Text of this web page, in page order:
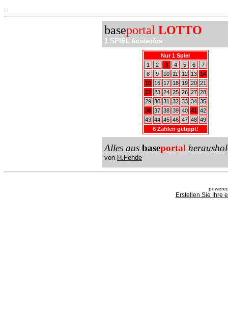
baseportal LOTTO
1 SPIEL kostenlos
Nur 1 Spiel
1
2 3 4 5 6
7
8
9 10 11 12 13 14
15
16 17 18 19 20 21
22 23 24 25 26 27 28
29 30 31 32 33 34 35
36 37 38 39 40 41 42
43 44 45 46 47 48 49
6 Zahlen getippt!
Alles aus baseportal
von H.Fehde
Erstellen Sie Ihre